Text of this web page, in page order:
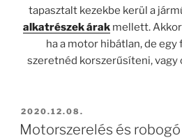
tapasztalt kezekbe kerül a
alkatrészek árak mellett.
ha a motor hibátlan, de egy
szeretnéd korszerűsíteni, vagy
BEKÜLDVE:
2020.12.08.
Motorszerelés és